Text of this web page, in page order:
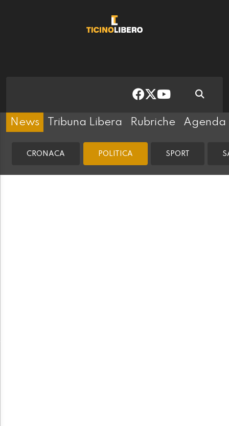
News Tribuna Libera Rubriche Agenda
CRONACA POLITICA SPORT